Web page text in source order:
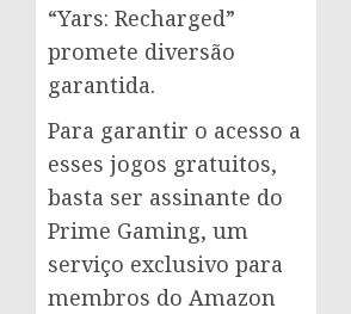
“Yars: Recharged”
promete diversão
garantida.
Para garantir o acesso a
esses jogos gratuitos,
basta ser assinante do
Prime Gaming, um
serviço exclusivo para
membros do Amazon